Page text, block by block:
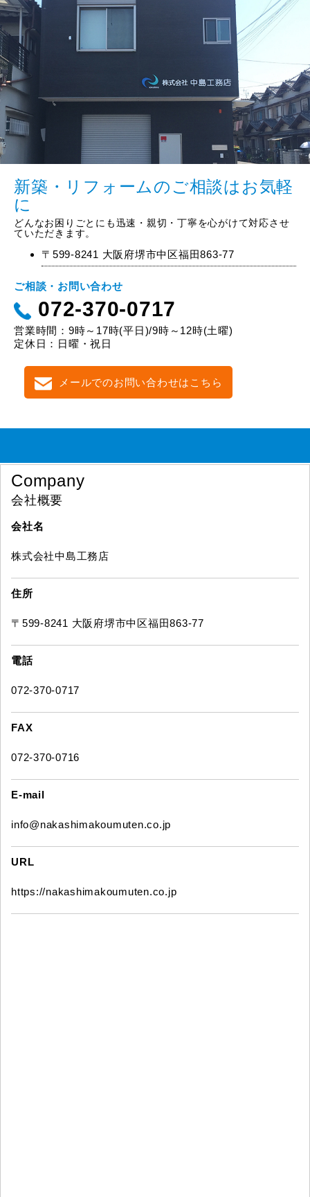
新築・リフォームのご相談はお気軽
に
どんなお困りごとにも迅速・親切・丁寧を心がけて対応させ
ていただきます。
〒599-8241 大阪府堺市中区福田863-77
ご相談・お問い合わせ
072-370-0717
営業時間：9時～17時(平日)/9時～12時(土曜)
定休日：日曜・祝日
メールでのお問い合わせはこちら
Company
会社概要
会社名
株式会社中島工務店
住所
〒599-8241 大阪府堺市中区福田863-77
電話
072-370-0717
FAX
072-370-0716
E-mail
info@nakashimakoumuten.co.jp
URL
https://nakashimakoumuten.co.jp